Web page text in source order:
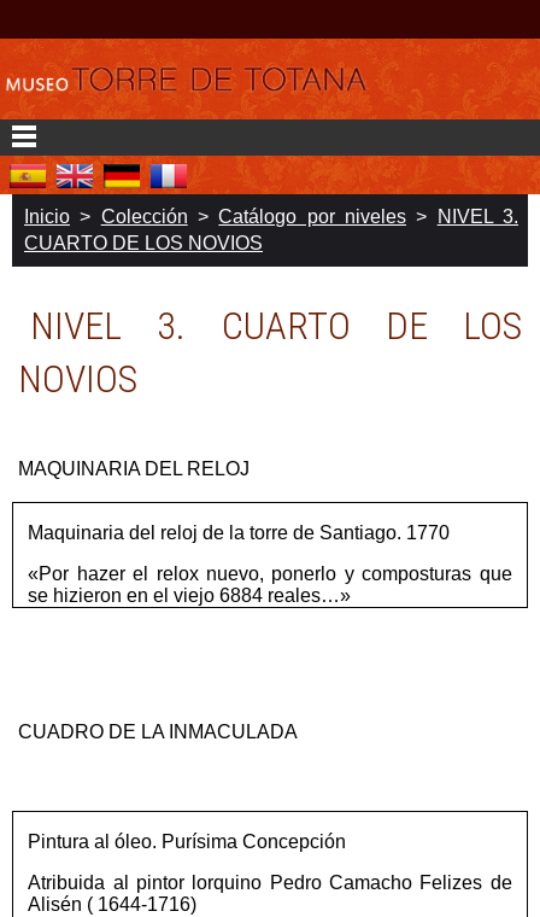
Inicio > Colección >Catálogo por niveles >
NIVEL 3.
CUARTO DE LOS NOVIOS
NIVEL 3. CUARTO DE LOS
NOVIOS
MAQUINARIA DEL RELOJ
Maquinaria del reloj de la torre de Santiago. 1770
«Por hazer el relox nuevo, ponerlo y composturas que
se hizieron en el viejo 6884 reales…»
CUADRO DE LA INMACULADA
Pintura al óleo. Purísima Concepción
Atribuida al pintor lorquino Pedro Camacho Felizes de
Alisén ( 1644-1716)